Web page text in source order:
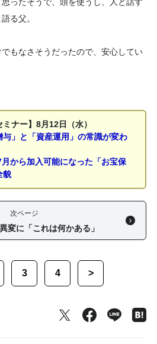
る父。
でもなさそうだったので、安心してい
ミナー】8月12日（水）
与」と「資産運用」の常識が変わ
から加入可能になった「お宝保
貌
次ページ
変に「これは何かある」
3 4 >